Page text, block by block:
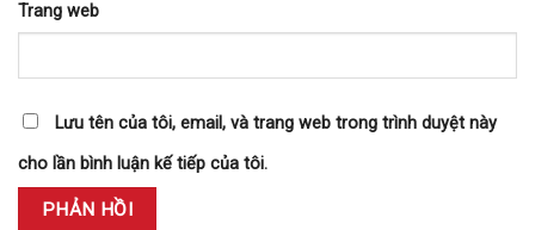
Trang web
Lưu tên của tôi, email, và trang web trong trình duyệt này
cho lần bình luận kế tiếp của tôi.